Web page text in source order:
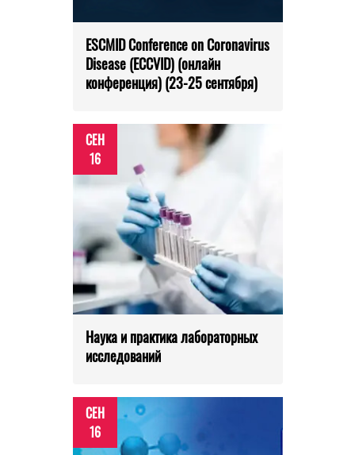
ESCMID Conference on Coronavirus
Disease (ECCVID) (онлайн
конференция) (23-25 сентября)
СЕН
16
Наука и практика лабораторных
исследований
СЕН
16